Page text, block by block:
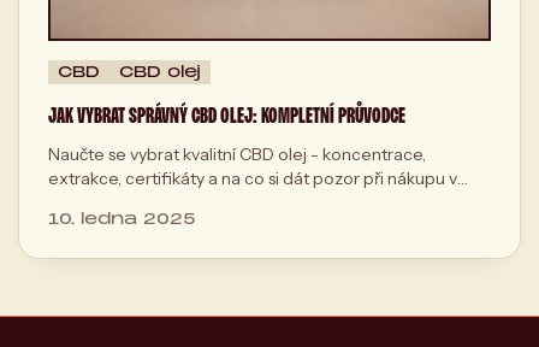
CBD CBD olej
JAK VYBRAT SPRÁVNÝ CBD OLEJ: KOMPLETNÍ PRŮVODCE
Naučte se vybrat kvalitní CBD olej - koncentrace,
extrakce, certifikáty a na co si dát pozor při nákupu v
10. ledna 2025